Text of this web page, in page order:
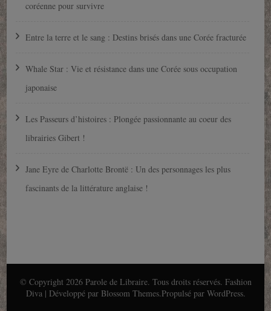
coréenne pour survivre
Entre la terre et le sang : Destins brisés dans une Corée fracturée
Whale Star : Vie et résistance dans une Corée sous occupation
japonaise
Les Passeurs d’histoires : Plongée passionnante au coeur des
librairies Gibert !
Jane Eyre de Charlotte Brontë : Un des personnages les plus
fascinants de la littérature anglaise !
© Copyright 2026 Parole de Libraire. Tous droits réservés. Fashion
Diva | Développé par Blossom Themes.Propulsé par WordPress.